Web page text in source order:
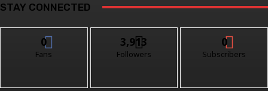
STAY CONNECTED
0
Fans
3,913
Followers
0
Subscribers